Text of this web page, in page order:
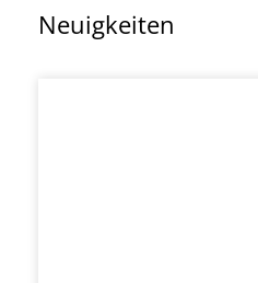
Neuigkeiten